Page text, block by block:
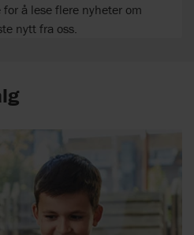
å lese flere nyheter om
nytt fra oss.